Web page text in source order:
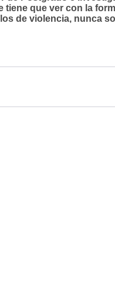
que ver con la
de violencia, nunca